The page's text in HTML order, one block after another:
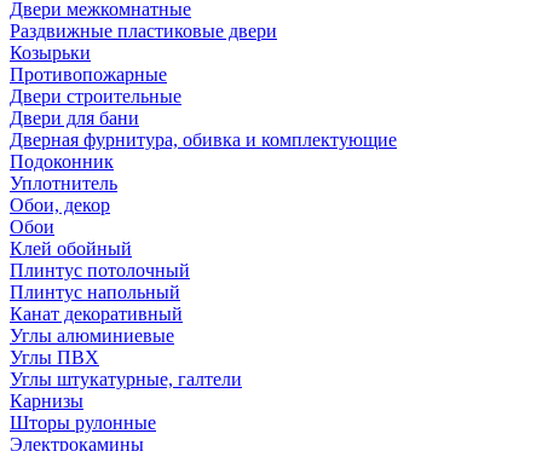
Двери межкомнатные
Раздвижные пластиковые двери
Козырьки
Противопожарные
Двери строительные
Двери для бани
Дверная фурнитура, обивка и комплектующие
Подоконник
Уплотнитель
Обои, декор
Обои
Клей обойный
Плинтус потолочный
Плинтус напольный
Канат декоративный
Углы алюминиевые
Углы ПВХ
Углы штукатурные, галтели
Карнизы
Шторы рулонные
Электрокамины